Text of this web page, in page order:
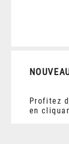
Profitez
en